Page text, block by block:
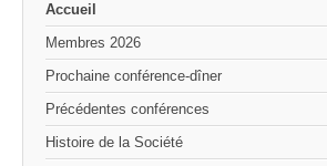
Accueil
Membres 2026
Prochaine conférence-dîner
Précédentes conférences
Histoire de la Société